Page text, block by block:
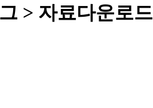
> 자료다운로드